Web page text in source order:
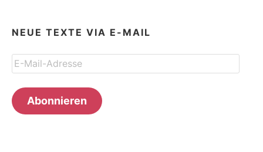
NEUE TEXTE VIA E-MAIL
E-
Mail-
Adresse
Abonnieren